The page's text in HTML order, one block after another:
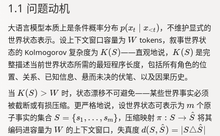
g
m
a,
P
_
\
a
m
m
a,
1.1 问题动机
大语言模型本质上是条件概率分布 p
(
t
\
m
id
x
{
p(xt x<t )，不维护显式的
世界状态表示。设上下文窗口容量为 W
W tokens，叙事世界状
态的 Kolmogorov 复杂度为 K
(
S
)
K(S)——直观地说，K
(
S
)
K (S) 是完
整描述当前世界状态所需的最短程序长度，包括所有角色的位
置、关系、已知信息、悬而未决的伏笔、以及因果历史。
当 K
(S
)
>
W
K(S) > W 时，状态漂移不可避免——某些世界事实必须
被截断或有损压缩。更严格地说，设世界状态可表示为 m
m 个原
子事实的集合 S
=
S = {s1 , … , sm}，压缩映射\
p
π : S → S
^ 将其
编码进容量为 W
W 的上下文窗口，失真度 d
d(S, S
^) = S△S
^